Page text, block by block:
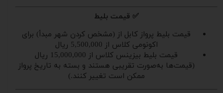
✅ قیمت بلیط
قیمت بلیط پرواز کابل از (مشخص کردن شهر مبدأ) برای
اکونومی کلاس از 5,500,000 ریال
قیمت بلیط بیزینس کلاس از 15,000,000 ریال
(قیمت‌ها به‌صورت تقریبی هستند و بسته به تاریخ پرواز
ممکن است تغییر کنند.)